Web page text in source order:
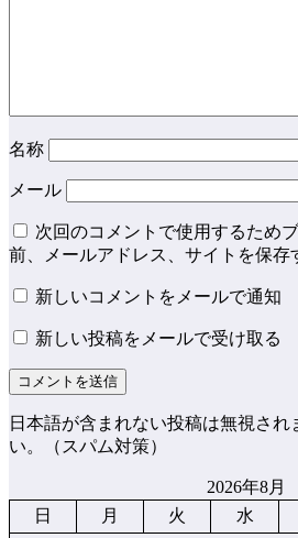
名称
メール
次回のコメントで使用するため
前、メールアドレス、サイトを保存
新しいコメントをメールで通知
新しい投稿をメールで受け取る
日本語が含まれない投稿は無視され
い。（スパム対策）
2026年8月
日
月 火 水